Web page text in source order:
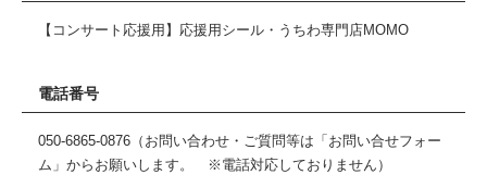
【コンサート応援用】応援用シール・うちわ専門店MOMO
電話番号
050-6865-0876（お問い合わせ・ご質問等は「お問い合せフォー
ム」からお願いします。 ※電話対応しておりません）